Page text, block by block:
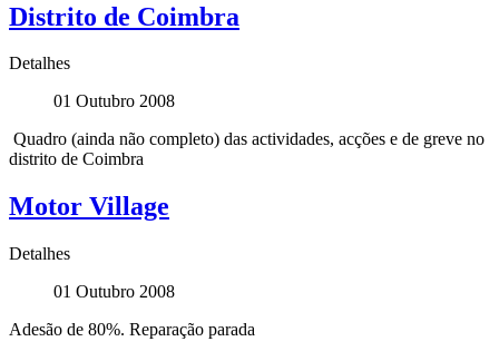
Distrito de Coimbra
Detalhes
01 Outubro 2008
Quadro (ainda não completo) das actividades, acções e de greve no
distrito de Coimbra
Motor Village
Detalhes
01 Outubro 2008
Adesão de 80%. Reparação parada